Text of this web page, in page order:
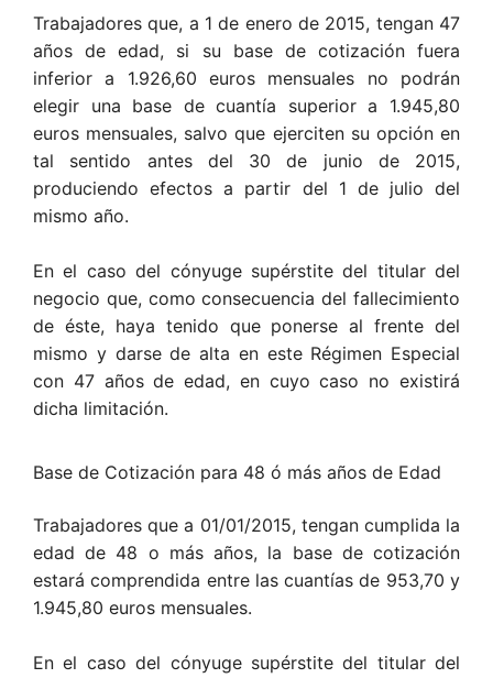
Trabajadores que, a 1 de enero de 2015, tengan 47
años de edad, si su base de cotización fuera
inferior a 1.926,60 euros mensuales no podrán
elegir una base de cuantía superior a 1.945,80
euros mensuales, salvo que ejerciten su opción en
tal sentido antes del 30 de junio de 2015,
produciendo efectos a partir del 1 de julio del
mismo año.
En el caso del cónyuge supérstite del titular del
negocio que, como consecuencia del fallecimiento
de éste, haya tenido que ponerse al frente del
mismo y darse de alta en este Régimen Especial
con 47 años de edad, en cuyo caso no existirá
dicha limitación.
Base de Cotización para 48 ó más años de Edad
Trabajadores que a 01/01/2015, tengan cumplida la
edad de 48 o más años, la base de cotización
estará comprendida entre las cuantías de 953,70 y
1.945,80 euros mensuales.
En el caso del cónyuge supérstite del titular del